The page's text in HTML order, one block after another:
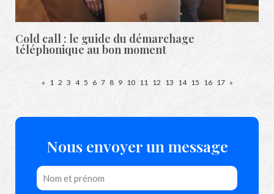
Cold call : le guide du démarchage
téléphonique au bon moment
« 1 2 3 4 5 6 7 8 9 10 11 12 13 14 15 16 17 »
Nous envoyer un message